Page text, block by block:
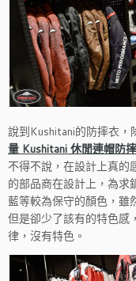
說到Kushitani的防摔衣，
量 Kushitani 休閒連帽防
不得不說，在設計上真的
的部品商在設計上，為求
藍等較為保守的顏色，雖
但是卻少了該有的特色感
律，沒有特色。